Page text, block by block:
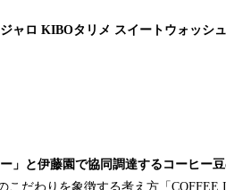
ャロ KIBOタリメ スイートウォッシュ
」と伊藤園で協同調達するコーヒー
だわりを象徴する考え方「COFFEE